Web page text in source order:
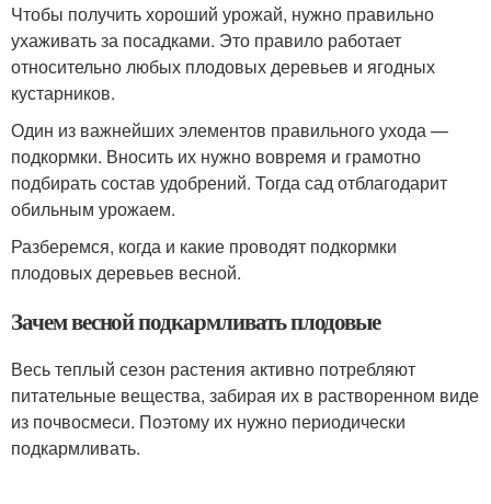
Чтобы получить хороший урожай, нужно правильно
ухаживать за посадками. Это правило работает
относительно любых плодовых деревьев и ягодных
кустарников.
Один из важнейших элементов правильного ухода —
подкормки. Вносить их нужно вовремя и грамотно
подбирать состав удобрений. Тогда сад отблагодарит
обильным урожаем.
Разберемся, когда и какие проводят подкормки
плодовых деревьев весной.
Зачем весной подкармливать плодовые
Весь теплый сезон растения активно потребляют
питательные вещества, забирая их в растворенном виде
из почвосмеси. Поэтому их нужно периодически
подкармливать.